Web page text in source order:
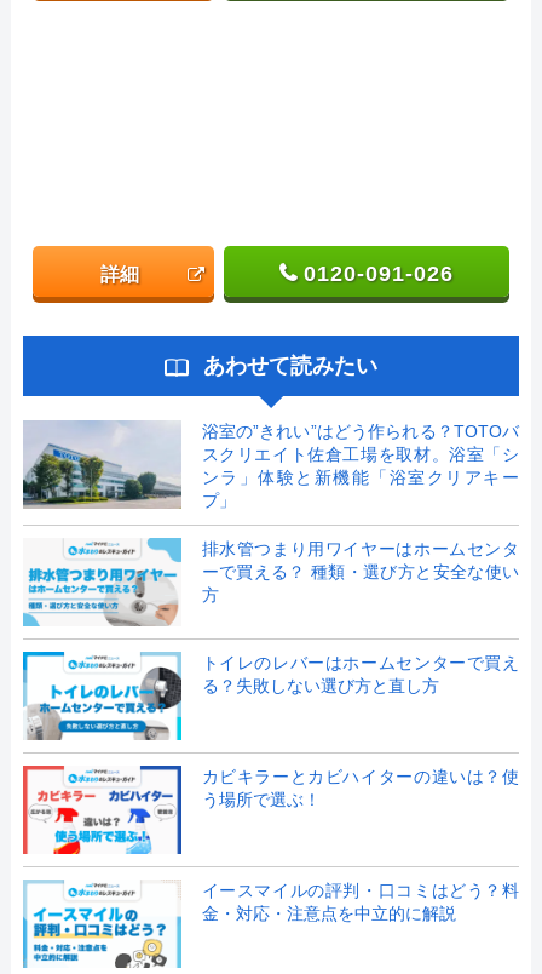
詳細 0120-091-026
あわせて読みたい
浴室の”きれい”はどう作られる？TOTOバ
スクリエイト佐倉工場を取材。浴室「シ
ンラ」体験と新機能「浴室クリアキー
プ」
排水管つまり用ワイヤーはホームセンタ
ーで買える？ 種類・選び方と安全な使い
方
トイレのレバーはホームセンターで買え
る？失敗しない選び方と直し方
カビキラーとカビハイターの違いは？使
う場所で選ぶ！
イースマイルの評判・口コミはどう？料
金・対応・注意点を中立的に解説